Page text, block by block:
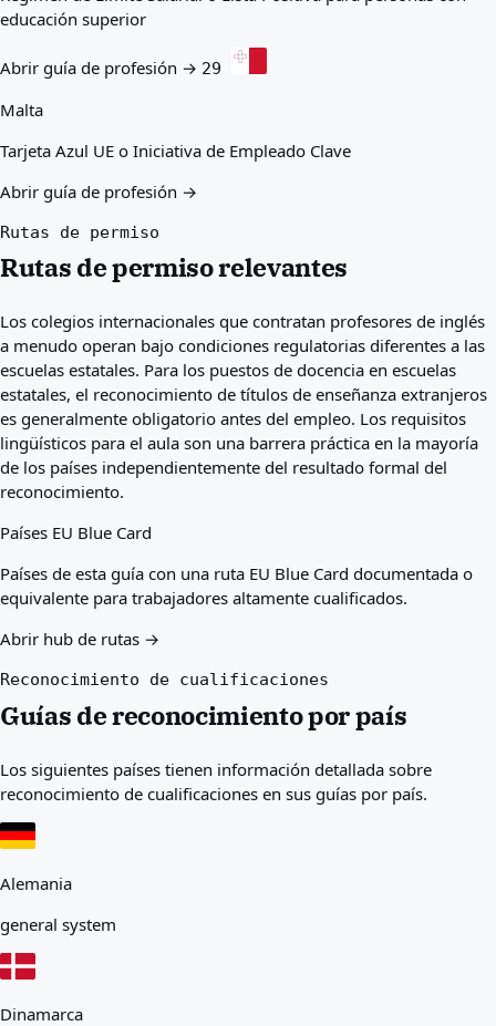
educación superior
Abrir guía de profesión → 29
Malta
Tarjeta Azul UE o Iniciativa de Empleado Clave
Abrir guía de profesión →
Rutas de permiso
Rutas de permiso relevantes
Los colegios internacionales que contratan profesores de inglés
a menudo operan bajo condiciones regulatorias diferentes a las
escuelas estatales. Para los puestos de docencia en escuelas
estatales, el reconocimiento de títulos de enseñanza extranjeros
es generalmente obligatorio antes del empleo. Los requisitos
lingüísticos para el aula son una barrera práctica en la mayoría
de los países independientemente del resultado formal del
reconocimiento.
Países EU Blue Card
Países de esta guía con una ruta EU Blue Card documentada o
equivalente para trabajadores altamente cualificados.
Abrir hub de rutas →
Reconocimiento de cualificaciones
Guías de reconocimiento por país
Los siguientes países tienen información detallada sobre
reconocimiento de cualificaciones en sus guías por país.
Alemania
general system
Dinamarca